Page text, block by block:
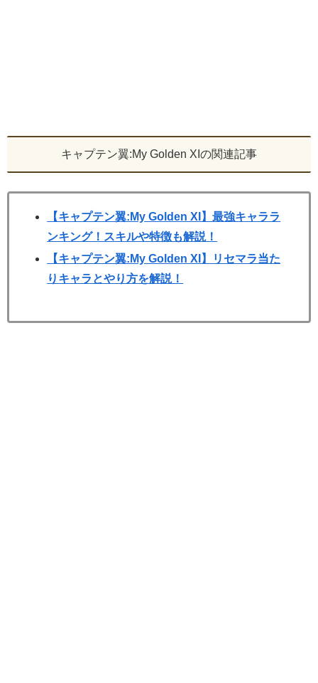
キャプテン翼:My Golden XIの関連記事
【キャプテン翼:My Golden XI】最強キャララ
ンキング！スキルや特徴も解説！
【キャプテン翼:My Golden XI】リセマラ当た
りキャラとやり方を解説！